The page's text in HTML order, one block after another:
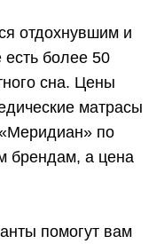
отдохнувшим и
более 50
сна. Цены
матрасы
по
брендам, а цена
помогут вам